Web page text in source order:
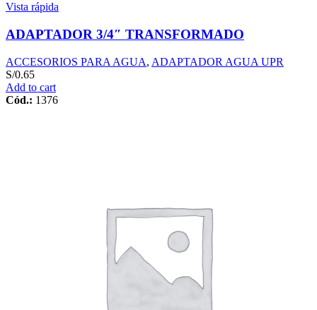
Vista rápida
ADAPTADOR 3/4″ TRANSFORMADO
ACCESORIOS PARA AGUA, ADAPTADOR AGUA UPR
S/0.65
Add to cart
Cód.: 1376